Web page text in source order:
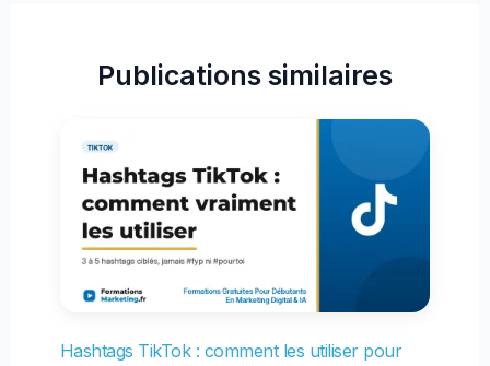
Publications similaires
Hashtags TikTok : comment les utiliser pour